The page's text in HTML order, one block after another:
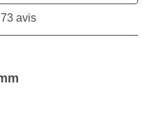
avis